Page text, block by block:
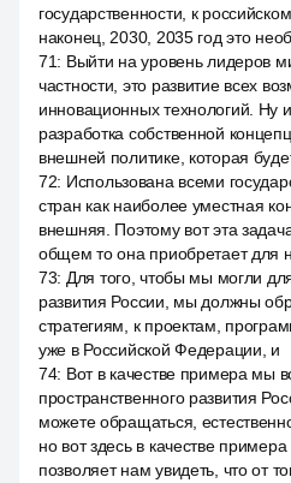
государственности, к
наконец, 2030, 2035 год это
71: Выйти на уровень лидеров
частности, это развитие всех
инновационных технологий. Ну
разработка собственной
внешней политике, которая
72: Использована всеми
стран как наиболее уместная
внешняя. Поэтому вот эта
общем то она приобретает для
73: Для того, чтобы мы могли
развития России, мы должны
стратегиям, к проектам,
уже в Российской Федерации, и
74: Вот в качестве примера мы
пространственного развития
можете обращаться,
но вот здесь в качестве
позволяет нам увидеть, что от